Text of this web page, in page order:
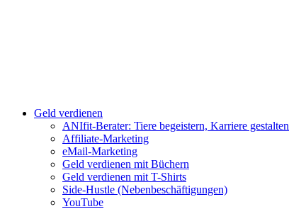
Geld verdienen
ANIfit-Berater: Tiere begeistern, Karriere gestalten
Affiliate-Marketing
eMail-Marketing
Geld verdienen mit Büchern
Geld verdienen mit T-Shirts
Side-Hustle (Nebenbeschäftigungen)
YouTube